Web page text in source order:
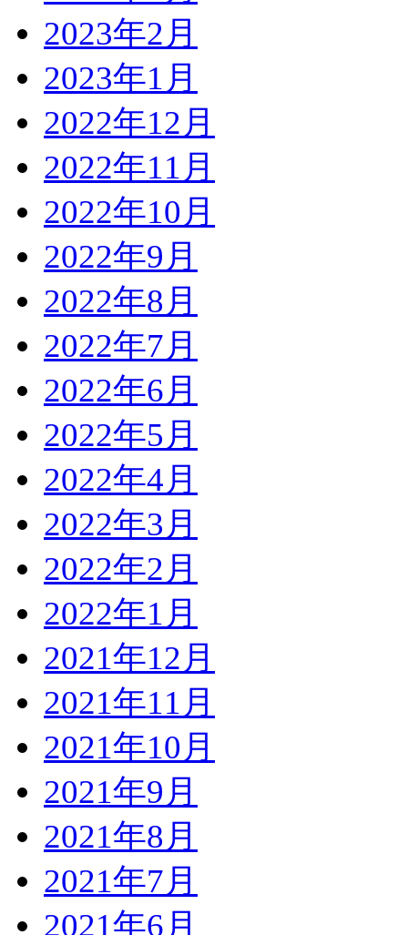
2023年2月
2023年1月
2022年12月
2022年11月
2022年10月
2022年9月
2022年8月
2022年7月
2022年6月
2022年5月
2022年4月
2022年3月
2022年2月
2022年1月
2021年12月
2021年11月
2021年10月
2021年9月
2021年8月
2021年7月
2021年6月